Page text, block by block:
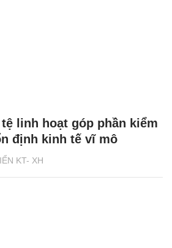
KT- XH
linh hoạt góp phần kiểm
định kinh tế vĩ mô